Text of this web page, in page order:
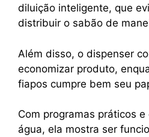
diluição inteligente, que
distribuir o sabão de
Além disso, o dispenser
economizar produto,
fiapos cumpre bem seu
Com programas práticos
água, ela mostra ser